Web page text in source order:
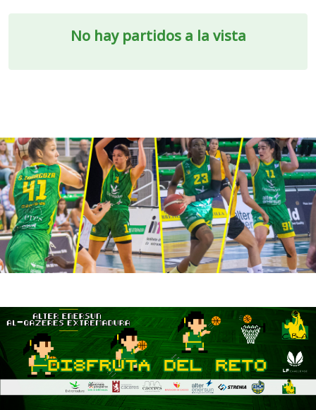
No hay partidos a la vista